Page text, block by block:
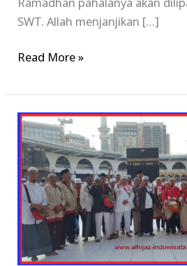
Ramadhan pahalanya akan
SWT. Allah menjanjikan […]
Read More »
AlHijaz
Indowisata
Sediakan
4
Paket
Umroh
Ramadhan